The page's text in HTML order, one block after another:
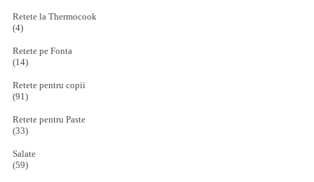
Retete la Thermocook
(4)
Retete pe Fonta
(14)
Retete pentru copii
(91)
Retete pentru Paste
(33)
Salate
(59)